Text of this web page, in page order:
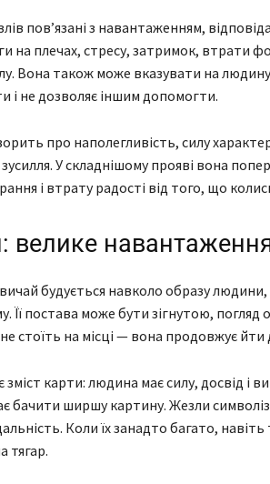
пов’язані з навантаженням,
на плечах, стресу, затримок, втрати
Вона також може вказувати на
і не дозволяє іншим допомогти.
про наполегливість, силу
зусилля. У складнішому прояві вона
і втрату радості від того, що
велике
будується навколо образу
Її постава може бути зігнутою,
стоїть на місці — вона продовжує йти
карти: людина має силу, досвід і
бачити ширшу картину. Жезли
Коли їх занадто багато,
тягар.